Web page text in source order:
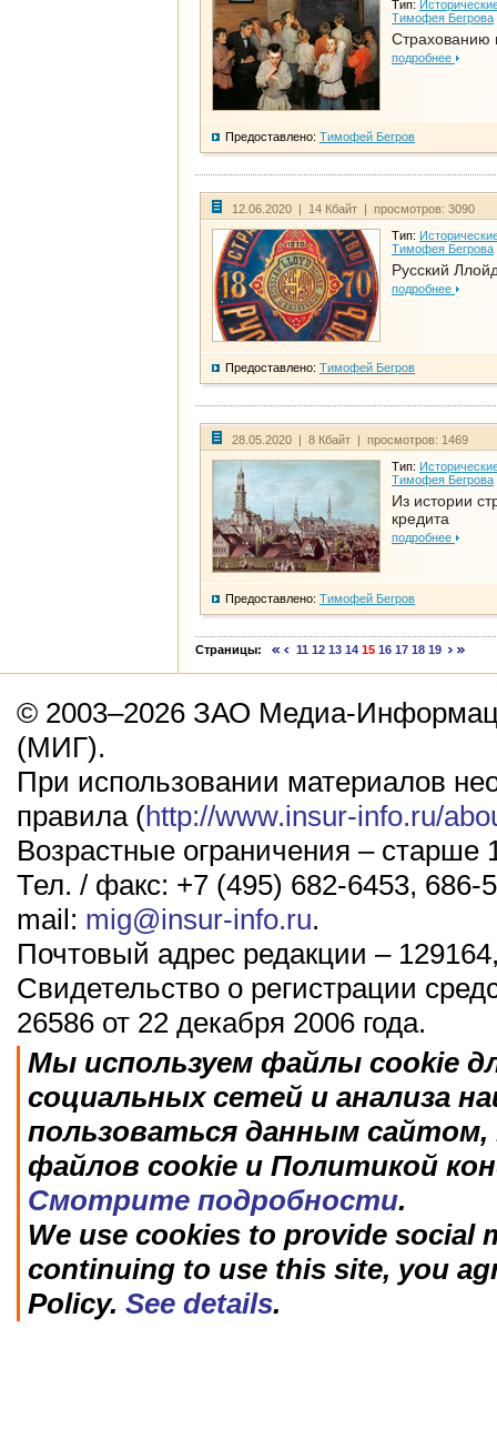
Тип:
Тимофея Бегрова
Страхованию
подробнее
Предоставлено: Тимофей Бегров
12.06.2020 | 14 Кбайт | просмотров: 3090
Тип:
Тимофея Бегрова
Русский
подробнее
Предоставлено: Тимофей Бегров
28.05.2020 | 8 Кбайт | просмотров: 1469
Тип:
Тимофея Бегрова
Из истории
кредита
подробнее
Предоставлено: Тимофей Бегров
Страницы: 11 12 13 14 15 16 17 18 19
© 2003–2026 ЗАО Медиа-
(МИГ).
При использовании материалов
правила (http://www.insur-info.ru/
Возрастные ограничения – старше
Тел. / факс: +7 (495) 682-6453, 686-
mail: mig@insur-info.ru.
Почтовый адрес редакции –
Свидетельство о регистрации
26586 от 22 декабря 2006 года.
Мы используем файлы cookie
социальных сетей и анализа
пользоваться данным
файлов cookie и Политикой
Смотрите подробности.
We use cookies to provide social
continuing to use this site, you
Policy. See details.